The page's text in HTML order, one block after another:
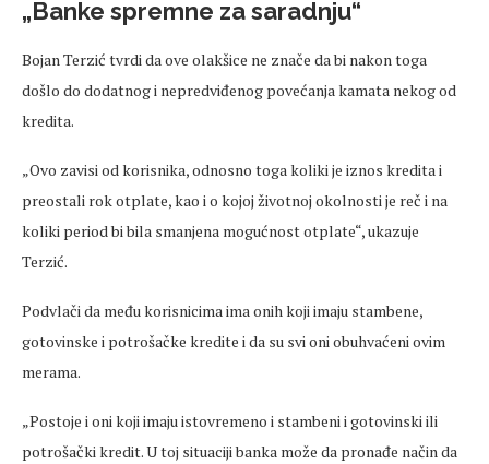
„Banke spremne za saradnju“
Bojan Terzić tvrdi da ove olakšice ne znače da bi nakon toga
došlo do dodatnog i nepredviđenog povećanja kamata nekog od
kredita.
„Ovo zavisi od korisnika, odnosno toga koliki je iznos kredita i
preostali rok otplate, kao i o kojoj životnoj okolnosti je reč i na
koliki period bi bila smanjena mogućnost otplate“, ukazuje
Terzić.
Podvlači da među korisnicima ima onih koji imaju stambene,
gotovinske i potrošačke kredite i da su svi oni obuhvaćeni ovim
merama.
„Postoje i oni koji imaju istovremeno i stambeni i gotovinski ili
potrošački kredit. U toj situaciji banka može da pronađe način da